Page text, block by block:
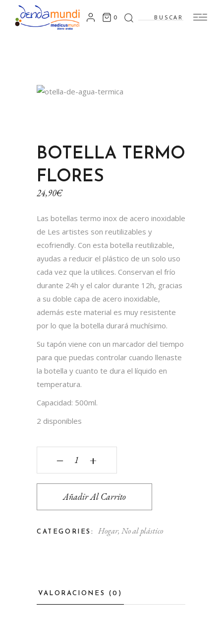
0 Search
for:
BOTELLA TERMO
FLORES
24,90€
Las botellas termo inox de acero inoxidable
de Les artistes son reutilizables y
ecofriendly. Con esta botella reutilizable,
ayudas a reducir el plástico de un solo uso
cada vez que la utilices. Conservan el frío
durante 24h y el calor durante 12h, gracias
a su doble capa de acero inoxidable,
además este material es muy resistente
por lo que la botella durará muchísimo.
Su tapón viene con un marcador del tiempo
para que puedas controlar cuando llenaste
la botella y cuanto te dura el líquido en
temperatura.
Capacidad: 500ml.
2 disponibles
Botella termo flores quantity
‒ +
Añadir Al Carrito
CATEGORIES: Hogar, No al plástico
VALORACIONES (0)